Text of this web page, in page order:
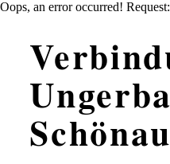
Oops, an error occurred!
Schönau